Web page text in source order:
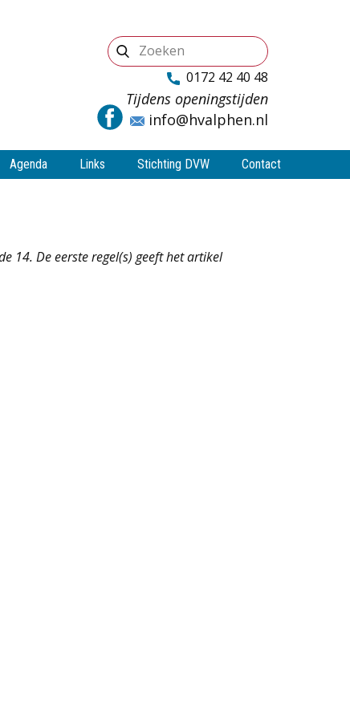
0172 42 40 48
Tijdens openingstijden
info@hvalphen.nl
Agenda Links Stichting DVW Contact
14. De eerste regel(s) geeft het artikel